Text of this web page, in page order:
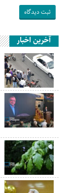
آخرین اخبار